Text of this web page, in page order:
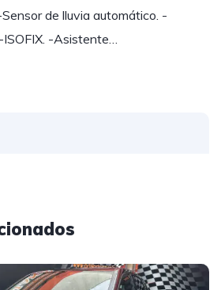
de lluvia automático. -
-Asistente…